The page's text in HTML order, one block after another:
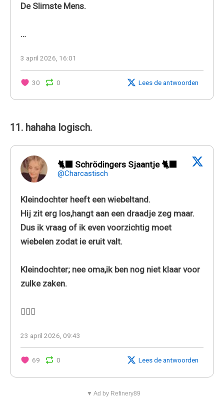
De Slimste Mens.
…
3 april 2026, 16:01
30 0 Lees de antwoorden
11. hahaha logisch.
🐈‍⬛ Schrödingers Sjaantje 🐈‍⬛
@Charcastisch
Kleindochter heeft een wiebeltand.
Hij zit erg los,hangt aan een draadje zeg maar.
Dus ik vraag of ik even voorzichtig moet
wiebelen zodat ie eruit valt.
Kleindochter; nee oma,ik ben nog niet klaar voor
zulke zaken.
🤷🏼‍♀️
23 april 2026, 09:43
69 0 Lees de antwoorden
▼ Ad by Refinery89